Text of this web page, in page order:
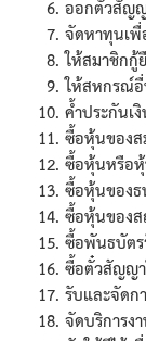
ออกตั๋วสัญญ
จัดหาทุนเพื่
ให้สมาชิกกู้
ให้สหกรณ์อื่
ค้ำประกันเ
ซื้อหุ้นของ
ซื้อหุ้นหรือ
ซื้อหุ้นของธ
ซื้อหุ้นของส
ซื้อพันธบัต
ซื้อตั๋วสัญญา
รับและจัดก
จัดบริการ